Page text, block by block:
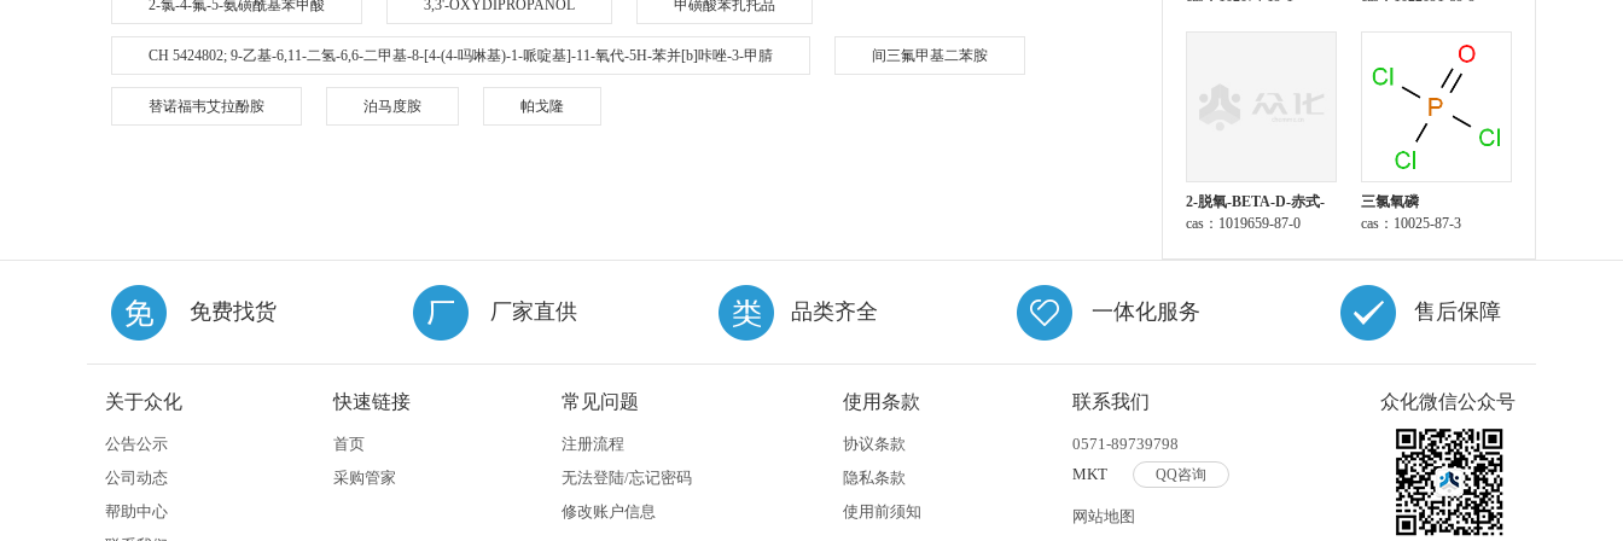
2-氯-4-氟-5-氨磺酰基苯甲酸 3,3'-OXYDIPROPANOL 甲磺酸苯扎托品
CH 5424802; 9-乙基-6,11-二氢-6,6-二甲基-8-[4-(4-吗啉基)-1-哌啶基]-11-氧代-5H-苯并[b]咔唑-3-甲腈 间三氟甲基二苯胺
替诺福韦艾拉酚胺 泊马度胺 帕戈隆
2-脱氧-BETA-D-赤式-
呋喃戊糖 1-乙酸酯 3,5-
cas：1019659-87-0
三氯氧磷
cas：10025-87-3
免费找货 厂家直供 品类齐全 一体化服务 售后保障
关于众化
公告公示
公司动态
帮助中心
快速链接
首页
采购管家
常见问题
注册流程
无法登陆/忘记密码
修改账户信息
使用条款
协议条款
隐私条款
使用前须知
联系我们
0571-89739798
MKT
QQ咨询
网站地图
众化微信公众号